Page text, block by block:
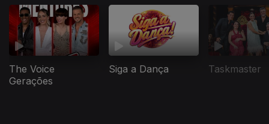
The Voice
Gerações
Siga a Dança Taskmaster